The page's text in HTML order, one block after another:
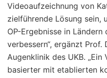
Videoaufzeichnung von
zielführende Lösung sein,
OP-Ergebnisse in Ländern
verbessern“, ergänzt
Augenklinik des UKB.
basierter mit etablierten